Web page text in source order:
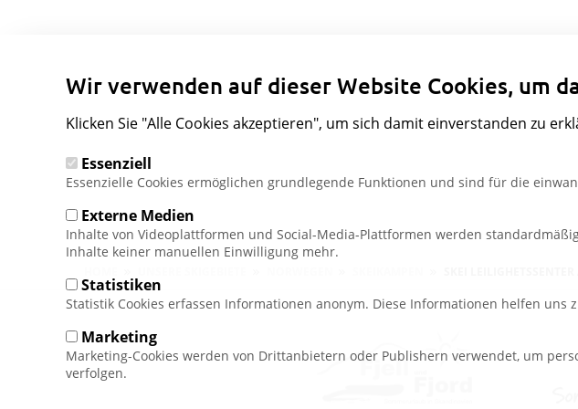
Pfadnavigation
Wir verwenden auf dieser Website Cookies, um
Klicken Sie "Alle Cookies akzeptieren", um sich damit einverstanden zu
Essenziell
Essenzielle Cookies ermöglichen grundlegende Funktionen und sind für die
Externe Medien
Inhalte von Videoplattformen und Social-Media-Plattformen werden
Inhalte keiner manuellen Einwilligung mehr.
Statistiken
Statistik Cookies erfassen Informationen anonym. Diese Informationen helfen uns
Marketing
Marketing-Cookies werden von Drittanbietern oder Publishern verwendet, um
verfolgen.